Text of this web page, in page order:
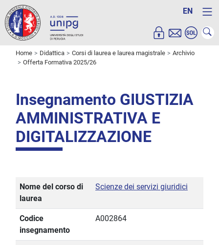
EN
Home Didattica Corsi di laurea e laurea magistrale
Archivio
Offerta Formativa 2025/26
Insegnamento GIUSTIZIA
AMMINISTRATIVA E
DIGITALIZZAZIONE
Nome del corso di
laurea
Scienze dei servizi giuridici
Codice
insegnamento
A002864